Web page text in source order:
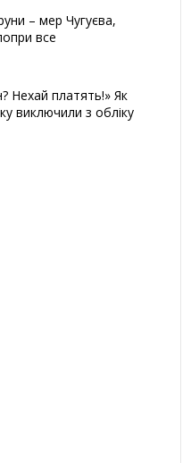
– мер Чугуєва,
все
Нехай платять!» Як
виключили з обліку